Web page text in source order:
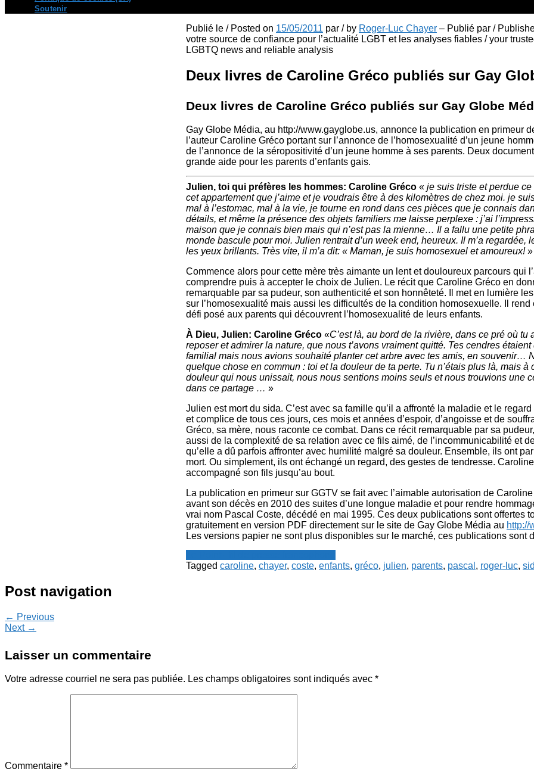
Soutenir
Publié le / Posted on 15/05/2011 par / by Roger-Luc Chayer – Publié par /
votre source de confiance pour l’actualité LGBT et les analyses fiables / your
LGBTQ news and reliable analysis
Deux livres de Caroline Gréco publiés sur Gay
Deux livres de Caroline Gréco publiés sur Gay Globe
Gay Globe Média, au http://www.gayglobe.us, annonce la publication en primeur
l’auteur Caroline Gréco portant sur l’annonce de l’homosexualité d’un jeune
de l’annonce de la séropositivité d’un jeune homme à ses parents. Deux
grande aide pour les parents d’enfants gais.
Julien, toi qui préfères les hommes: Caroline Gréco « je suis triste et perdue
cet appartement que j’aime et je voudrais être à des kilomètres de chez moi. je
mal à l’estomac, mal à la vie, je tourne en rond dans ces pièces que je connais
détails, et même la présence des objets familiers me laisse perplexe : j’ai
maison que je connais bien mais qui n’est pas la mienne… Il a fallu une petite
monde bascule pour moi. Julien rentrait d’un week end, heureux. Il m’a regardée,
les yeux brillants. Très vite, il m’a dit: « Maman, je suis homosexuel et amoureux!»
Commence alors pour cette mère très aimante un lent et douloureux parcours qui
comprendre puis à accepter le choix de Julien. Le récit que Caroline Gréco en
remarquable par sa pudeur, son authenticité et son honnêteté. Il met en lumière
sur l’homosexualité mais aussi les difficultés de la condition homosexuelle. Il rend
défi posé aux parents qui découvrent l’homosexualité de leurs enfants.
À Dieu, Julien: Caroline Gréco «C’est là, au bord de la rivière, dans ce pré où tu
reposer et admirer la nature, que nous t’avons vraiment quitté. Tes cendres
familial mais nous avions souhaité planter cet arbre avec tes amis, en souvenir…
quelque chose en commun : toi et la douleur de ta perte. Tu n’étais plus là, mais à
douleur qui nous unissait, nous nous sentions moins seuls et nous trouvions une
dans ce partage … »
Julien est mort du sida. C’est avec sa famille qu’il a affronté la maladie et le
et complice de tous ces jours, ces mois et années d’espoir, d’angoisse et de
Gréco, sa mère, nous raconte ce combat. Dans ce récit remarquable par sa
aussi de la complexité de sa relation avec ce fils aimé, de l’incommunicabilité et
qu’elle a dû parfois affronter avec humilité malgré sa douleur. Ensemble, ils ont
mort. Ou simplement, ils ont échangé un regard, des gestes de tendresse.
accompagné son fils jusqu’au bout.
La publication en primeur sur GGTV se fait avec l’aimable autorisation de
avant son décès en 2010 des suites d’une longue maladie et pour rendre
vrai nom Pascal Coste, décédé en mai 1995. Ces deux publications sont offertes
gratuitement en version PDF directement sur le site de Gay Globe Média au http://
Les versions papier ne sont plus disponibles sur le marché, ces publications sont
Tagged caroline, chayer, coste, enfants, gréco, julien, parents, pascal , roger-luc,
Post navigation
← Previous
Next →
Laisser un commentaire
Votre adresse courriel ne sera pas publiée. Les champs obligatoires sont indiqués avec *
Commentaire *